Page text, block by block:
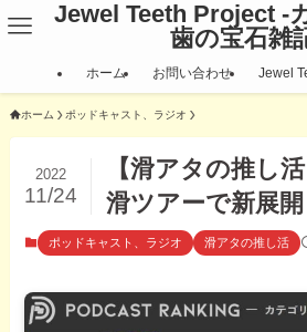
Jewel Teeth Project -
歯の宝石雑
ホーム お問い合わせ Jewel
ホーム ポッドキャスト、ラジオ
【滑アタの推し
滑ツアーで新展
2022
11/24
ポッドキャスト、ラジオ 滑アタの推し活